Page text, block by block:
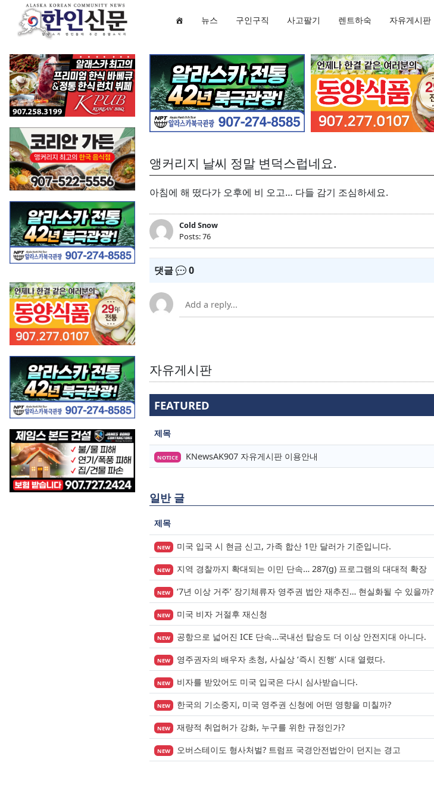
뉴스 구인구직 사고팔기 렌트하숙 자유게시판
앵커리지 날씨 정말 변덕스럽네요.
아침에 해 떴다가 오후에 비 오고… 다들 감기 조심하세요.
Cold Snow
Posts: 76
댓글 0
자유게시판
FEATURED
제목
NOTICE KNewsAK907 자유게시판 이용안내
일반 글
제목
NEW 미국 입국 시 현금 신고, 가족 합산 1만 달러가 기준입니다.
NEW 지역 경찰까지 확대되는 이민 단속… 287(g) 프로그램의 대대적 확장
NEW ‘7년 이상 거주’ 장기체류자 영주권 법안 재추진… 현실화될 수 있을까?
NEW 미국 비자 거절후 재신청
NEW 공항으로 넓어진 ICE 단속…국내선 탑승도 더 이상 안전지대 아니다.
NEW 영주권자의 배우자 초청, 사실상 ‘즉시 진행’ 시대 열렸다.
NEW 비자를 받았어도 미국 입국은 다시 심사받습니다.
NEW 한국의 기소중지, 미국 영주권 신청에 어떤 영향을 미칠까?
NEW 재량적 취업허가 강화, 누구를 위한 규정인가?
NEW 오버스테이도 형사처벌? 트럼프 국경안전법안이 던지는 경고